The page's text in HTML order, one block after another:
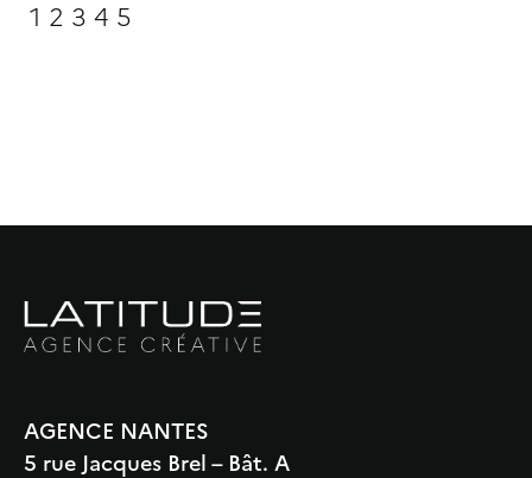
1 2 3 4 5
AGENCE NANTES
5 rue Jacques Brel – Bât. A